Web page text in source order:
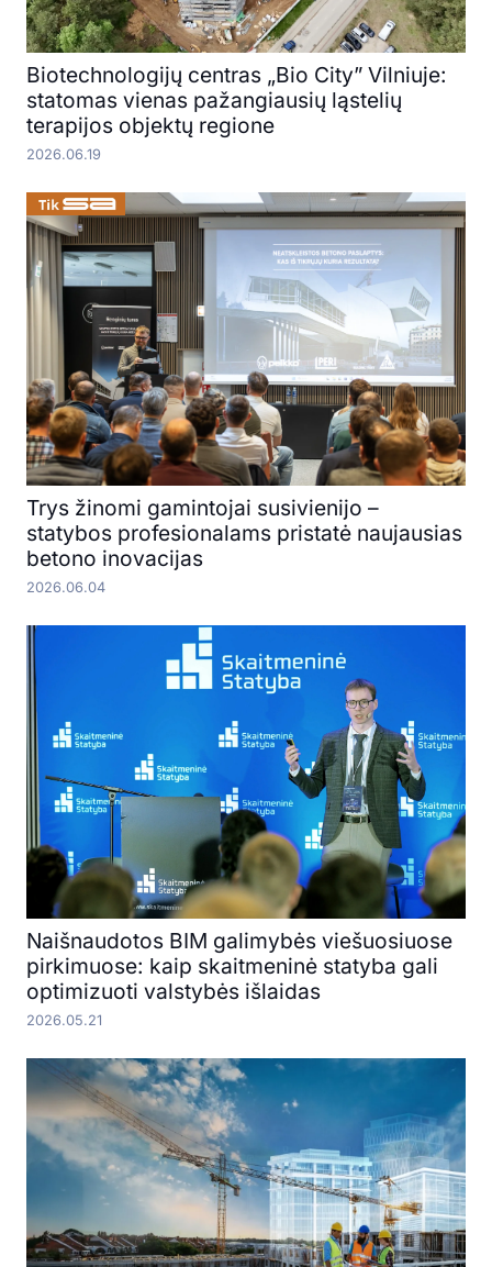
Biotechnologijų centras „Bio City” Vilniuje:
statomas vienas pažangiausių ląstelių
terapijos objektų regione
2026.06.19
Trys žinomi gamintojai susivienijo –
statybos profesionalams pristatė naujausias
betono inovacijas
2026.06.04
Naišnaudotos BIM galimybės viešuosiuose
pirkimuose: kaip skaitmeninė statyba gali
optimizuoti valstybės išlaidas
2026.05.21